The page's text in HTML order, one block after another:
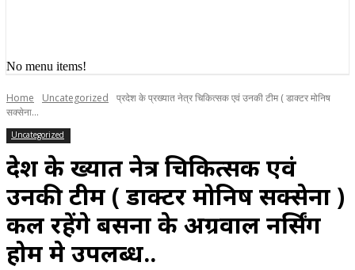
No menu items!
Home Uncategorized
प्रदेश के प्रख्यात नेत्र चिकित्सक एवं उनकी टीम ( डाक्टर मोनिष
सक्सेना...
Uncategorized
प्रदेश के प्रख्यात नेत्र चिकित्सक एवं
उनकी टीम ( डाक्टर मोनिष सक्सेना )
कल रहेंगे बसना के अग्रवाल नर्सिंग
होम मे उपलब्ध..